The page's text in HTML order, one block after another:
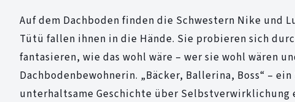
Auf dem Dachboden finden die Schwestern Nike und
Tütü fallen ihnen in die Hände. Sie probieren sich
fantasieren, wie das wohl wäre – wer sie wohl wären
Dachbodenbewohnerin. „Bäcker, Ballerina, Boss“ –
unterhaltsame Geschichte über Selbstverwirklichung